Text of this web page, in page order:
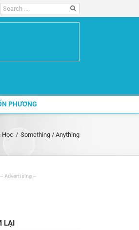
Search
for:
PHƯƠNG
Học / Something / Anything
LẠI